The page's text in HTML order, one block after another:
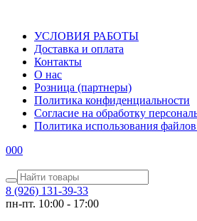
УСЛОВИЯ РАБОТЫ
Доставка и оплата
Контакты
О наc
Розница (партнеры)
Политика конфиденциальности
Согласие на обработку
Политика использования
000
8 (926) 131-39-33
пн-пт. 10:00 - 17:00